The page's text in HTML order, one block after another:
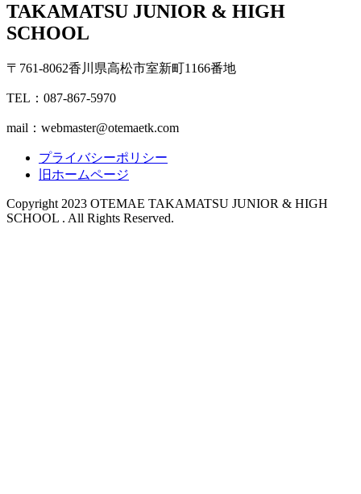
TAKAMATSU JUNIOR & HIGH
SCHOOL
〒761-8062香川県高松市室新町1166番地
TEL：087-867-5970
mail：webmaster@otemaetk.com
プライバシーポリシー
旧ホームページ
Copyright 2023 OTEMAE TAKAMATSU JUNIOR & HIGH
SCHOOL . All Rights Reserved.